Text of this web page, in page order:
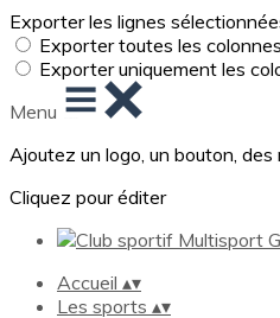
Exporter les lignes
Exporter toutes les colonnes
Exporter uniquement les
Menu
Ajoutez un logo, un bouton, des
Cliquez pour éditer
Accueil ▴▾
Les sports ▴▾